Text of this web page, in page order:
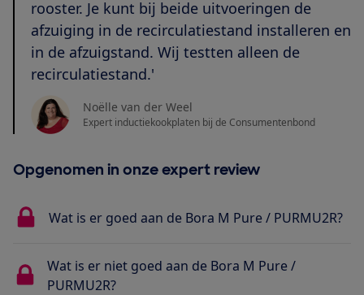
rooster. Je kunt bij beide uitvoeringen de
afzuiging in de recirculatiestand installeren en
in de afzuigstand. Wij testten alleen de
recirculatiestand.'
Noëlle van der Weel
Expert inductiekookplaten bij de Consumentenbond
Opgenomen in onze expert review
Wat is er goed aan de Bora M Pure / PURMU2R?
Wat is er niet goed aan de Bora M Pure /
PURMU2R?